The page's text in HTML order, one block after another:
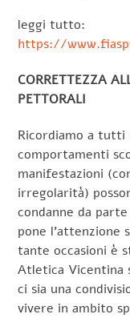
leggi tutto:
https://
CORRETTEZZA
PETTORALI
Ricordiamo a
comportamenti
manifestazioni
irregolarità)
condanne da
pone l’attenzione
tante occasioni è
Atletica Vicentina
ci sia una
vivere in ambito